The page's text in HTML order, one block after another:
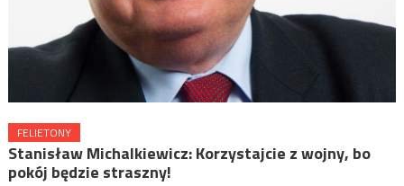
FELIETONY
Stanisław Michalkiewicz: Korzystajcie z wojny, bo
pokój będzie straszny!